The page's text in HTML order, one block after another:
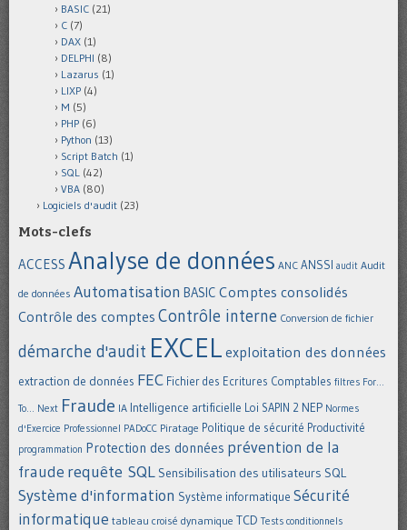
BASIC (21)
C (7)
DAX (1)
DELPHI (8)
Lazarus (1)
LIXP (4)
M (5)
PHP (6)
Python (13)
Script Batch (1)
SQL (42)
VBA (80)
Logiciels d'audit (23)
Mots-clefs
ACCESS Analyse de données ANC ANSSI audit Audit
de données Automatisation BASIC Comptes consolidés
Contrôle des comptes Contrôle interne Conversion de fichier
démarche d'audit EXCEL exploitation des données
extraction de données FEC Fichier des Ecritures Comptables filtres For...
To... Next Fraude IA Intelligence artificielle Loi SAPIN 2 NEP Normes
d'Exercice Professionnel PADoCC Piratage Politique de sécurité Productivité
programmation Protection des données prévention de la
fraude requête SQL Sensibilisation des utilisateurs SQL
Système d'information Système informatique Sécurité
informatique tableau croisé dynamique TCD Tests conditionnels